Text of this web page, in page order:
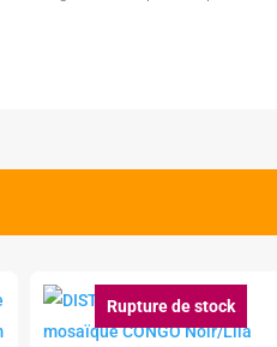
Rupture de stock